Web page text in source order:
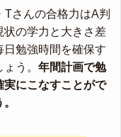
さんの合格力はA判
状の学力と大きさ差
勉強時間を確保す
う。 年間計画で勉
実にこなすことがで